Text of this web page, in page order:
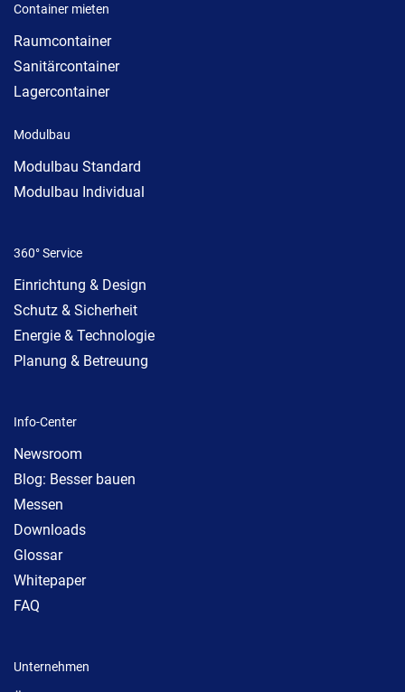
Container mieten
Raumcontainer
Sanitärcontainer
Lagercontainer
Modulbau
Modulbau Standard
Modulbau Individual
360° Service
Einrichtung & Design
Schutz & Sicherheit
Energie & Technologie
Planung & Betreuung
Info-Center
Newsroom
Blog: Besser bauen
Messen
Downloads
Glossar
Whitepaper
FAQ
Unternehmen